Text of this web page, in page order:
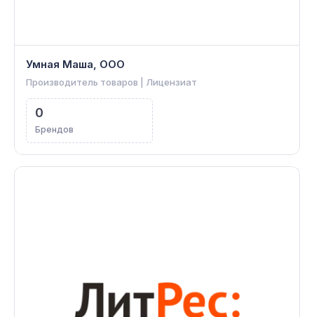
Умная Маша, ООО
Производитель товаров | Лицензиат
0
Брендов